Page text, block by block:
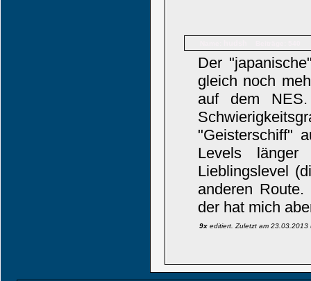
Der
gleich noch
auf dem
"Geisterschiff"
Levels
Lieblingslevel
anderen
der hat mich
9x editiert. Zuletzt am 23.03.2013